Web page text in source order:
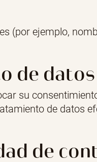
(por ejemplo,
de datos
su
de datos
de